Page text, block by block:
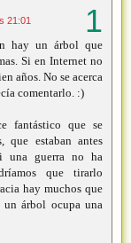
21:01
hay un árbol que
Si en Internet no
años. No se acerca
comentarlo. :)
fantástico que se
que estaban antes
una guerra no ha
que tirarlo
hay muchos que
árbol ocupa una